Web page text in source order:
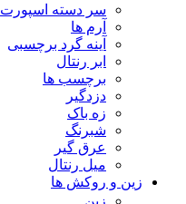
سر دسته اسپورت
آرم ها
آینه گرد برچسبی
ابر رنتال
برچسب ها
دزدگیر
زه باک
شبرنگ
عرق گیر
میل رنتال
زین و روکش ها
زین